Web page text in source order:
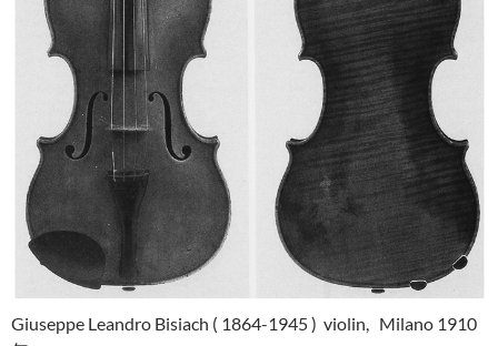
Giuseppe Leandro Bisiach ( 1864-1945 ) violin, Milano 1910